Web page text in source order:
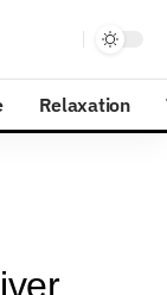
Relaxation